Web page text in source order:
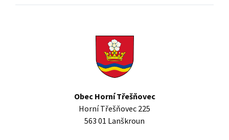
Obec Horní Třešňovec
Horní Třešňovec 225
563 01 Lanškroun